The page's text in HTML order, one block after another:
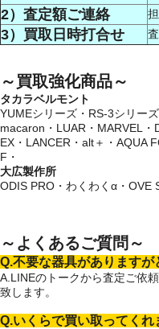
2）査定額ご連絡
3）買取日時打合せ
～買取強化商品～
タカラベルモント
YUMEシリーズ・RS-3シリー
macaron・LUAR・MARVEL・
EX・LANCER・alt＋・AQUA
F・
大広製作所
ODIS PRO・わくわくα・OVE
～よくあるご質問～
Q.不要な器具がありますが
A.LINEのトークから査定ご依
致します。
Q.いくらで買い取ってくれ